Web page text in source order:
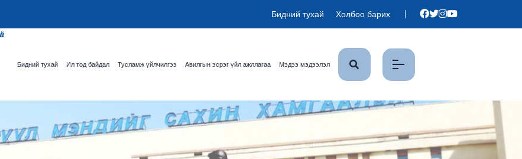
Бидний тухай
Холбоо барих
Бидний тухай Ил тод байдал Тусламж үйлчилгээ Авилгын эсрэг үйл ажллагаа Мэдээ мэдээлэл